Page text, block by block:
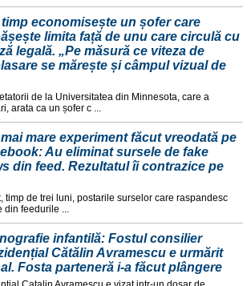
timp economisește un șofer care
limita față de unu care circulă cu
legală. „Pe măsură ce viteza de
se mărește și câmpul vizual de
de la Universitatea din Minnesota, care a
arata ca un șofer c ...
mare experiment făcut vreodată pe
Au eliminat sursele de fake
din feed. Rezultatul îi contrazice pe
timp de trei luni, postarile surselor care raspandesc
din feedurile ...
infantilă: Fostul consilier
Cătălin Avramescu e urmărit
Fosta parteneră i-a făcut plângere